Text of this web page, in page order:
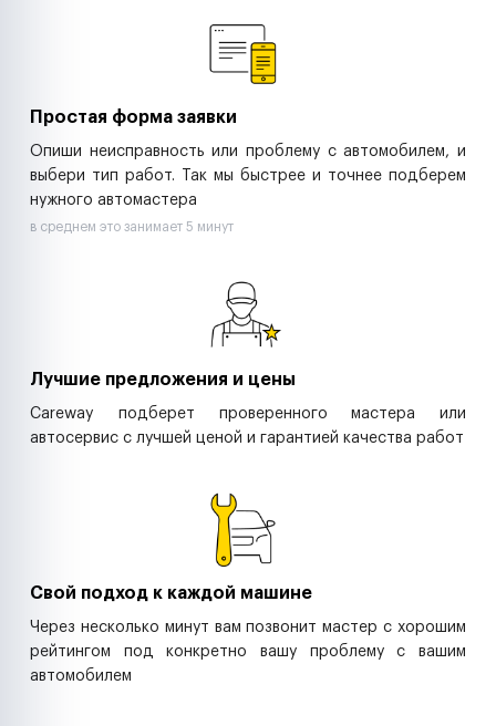
Простая форма заявки
Опиши неисправность или проблему с автомобилем, и
выбери тип работ. Так мы быстрее и точнее подберем
нужного автомастера
в среднем это занимает 5 минут
Лучшие предложения и цены
Careway подберет проверенного мастера или
автосервис с лучшей ценой и гарантией качества работ
Свой подход к каждой машине
Через несколько минут вам позвонит мастер с хорошим
рейтингом под конкретно вашу проблему с вашим
автомобилем